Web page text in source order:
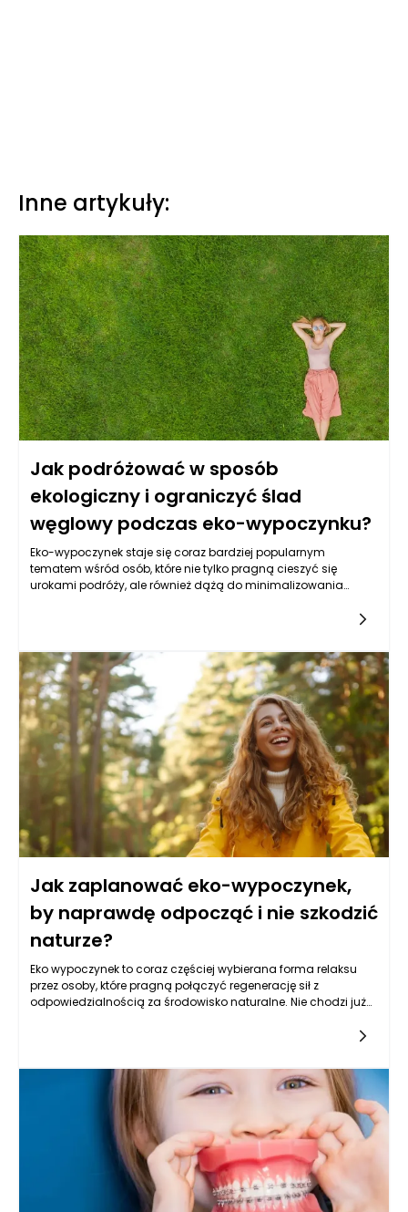
Inne artykuły:
Jak podróżować w sposób
ekologiczny i ograniczyć ślad
węglowy podczas eko-wypoczynku?
Eko-wypoczynek staje się coraz bardziej popularnym
tematem wśród osób, które nie tylko pragną cieszyć się
urokami podróży, ale również dążą do minimalizowania
ekologicznym podróżowaniu jest świadomy wybór środków
samochodów elektrycznych bądź rowerów, zamiast
korzystania z samolotów czy samochodów spalinowych, to
niezwykle istotny element, który pomoże w znaczący sposób
zmniejszyć ślad węglowy. Ponadto warto zastanowić się nad
wyborem miejsca docelowego — wybieranie lokalnych
atrakcji może przyczynić się do ograniczenia przelotów i
związanych z nimi emisji CO2.
Jak zaplanować eko-wypoczynek,
by naprawdę odpocząć i nie szkodzić
naturze?
Eko wypoczynek to coraz częściej wybierana forma relaksu
przez osoby, które pragną połączyć regenerację sił z
odpowiedzialnością za środowisko naturalne. Nie chodzi już
na głębsze połączenie z przyrodą, ale także okazja do
ograniczenia własnego śladu węglowego. Decydując się na
eko wypoczynek, warto zwrócić uwagę na to, jak podróżujemy,
co spożywamy, jakie aktywności wybieramy i jakie przedmioty
zabieramy ze sobą. To kompleksowe podejście pozwala
odpocząć bez wyrzutów sumienia i jednocześnie przyczynia
się do ochrony planety. Odpowiednio zaplanowany eko
wypoczynek daje nie tylko odprężenie, ale także poczucie
sensu – że nawet podczas relaksu możemy działać